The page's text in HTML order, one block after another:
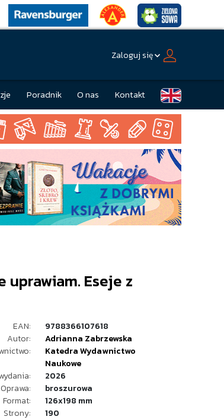
Zaloguj się
Poradnik O nas Kontakt
uprawiam. Eseje z
EAN:
9788366107618
Autor:
Adrianna Zabrzewska
Katedra Wydawnictwo
Naukowe
2026
Oprawa:
broszurowa
Format:
126x198 mm
Strony:
190